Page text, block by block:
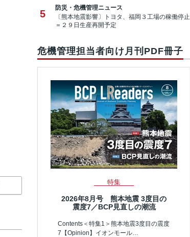
5
防災・危機管理ニュース
〔熊本地震影響〕トヨタ、福岡３工場の稼働停止
＝２９日生産再開予定
危機管理担当者向け月刊PDF冊子
特集
2026年8月号 熊本地震 3度目の
震度7／BCP見直しの潮流
Contents＜特集1＞熊本地震3度目の震度
7【Opinion】イオンモール…